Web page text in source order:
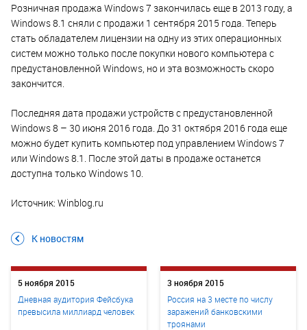
Розничная продажа Windows 7 закончилась еще в 2013 году, а
Windows 8.1 сняли с продажи 1 сентября 2015 года. Теперь
стать обладателем лицензии на одну из этих операционных
систем можно только после покупки нового компьютера с
предустановленной Windows, но и эта возможность скоро
закончится.
Последняя дата продажи устройств с предустановленной
Windows 8 – 30 июня 2016 года. До 31 октября 2016 года еще
можно будет купить компьютер под управлением Windows 7
или Windows 8.1. После этой даты в продаже останется
доступна только Windows 10.
Источник: Winblog.ru
К новостям
5 ноября 2015
Дневная аудитория Фейсбука
превысила миллиард человек
3 ноября 2015
Россия на 3 месте по числу
заражений банковскими
троянами